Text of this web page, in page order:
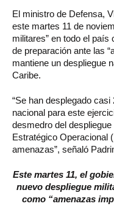
El ministro de Defensa,
este martes 11 de
militares” en todo el
de preparación ante las
mantiene un despliegue
Caribe.
“Se han desplegado
nacional para este
desmedro del
Estratégico Operacional
amenazas”, señaló
Este martes 11, el
nuevo despliegue
como “amenazas